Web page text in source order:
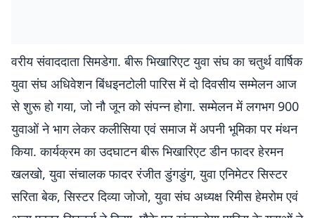
वरीय संवाददाता सिमडेगा. बीरू भिखारिएट युवा संघ का चतुर्थ वार्षिक
युवा संघ अधिवेशन बिंधइनटोली पारिस में दो दिवसीय सम्मेलन आज
से शुरू हो गया, जो नौ जून को संपन्न होगा. सम्मेलन में लगभग 900
युवाओं ने भाग लेकर कलीसिया एवं समाज में अपनी भूमिका पर मंथन
किया. कार्यक्रम का उदघाटन बीरू भिखारिएट डीन फादर हेरमन
खलखो, युवा संचालक फादर रंजीत डुंगडुंग, युवा एनिमेटर सिस्टर
सरिता बेक, सिस्टर दिव्या जोजो, युवा संघ अध्यक्ष रिमीस हेमरोम एवं